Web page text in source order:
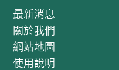
最新消息
關於我們
網站地圖
使用說明